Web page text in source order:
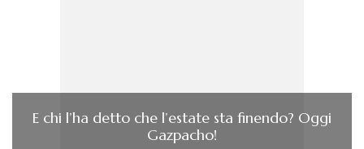
E chi l’ha detto che l’estate sta finendo? Oggi
Gazpacho!